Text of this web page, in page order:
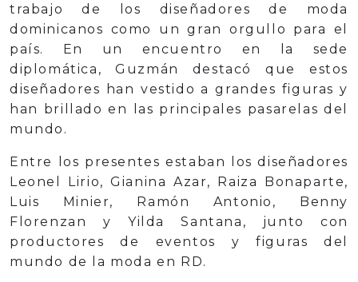
trabajo de los diseñadores de moda
dominicanos como un gran orgullo para el
país. En un encuentro en la sede
diplomática, Guzmán destacó que estos
diseñadores han vestido a grandes figuras y
han brillado en las principales pasarelas del
mundo.
Entre los presentes estaban los diseñadores
Leonel Lirio, Gianina Azar, Raiza Bonaparte,
Luis Minier, Ramón Antonio, Benny
Florenzan y Yilda Santana, junto con
productores de eventos y figuras del
mundo de la moda en RD.